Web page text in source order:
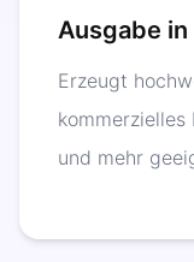
Ausgabe
Erzeugt
kommerzielles
und mehr